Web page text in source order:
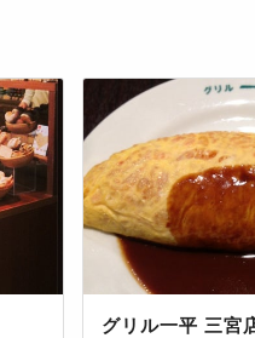
グリル一平 三宮